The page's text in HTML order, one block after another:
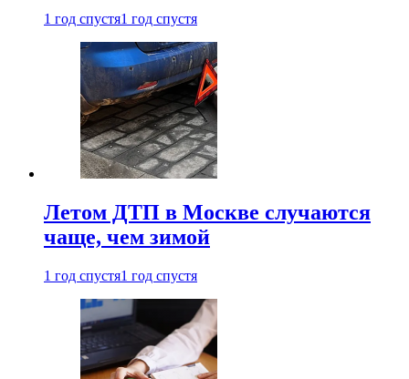
1 год спустя1 год спустя
Летом ДТП в Москве случаются
чаще, чем зимой
1 год спустя1 год спустя